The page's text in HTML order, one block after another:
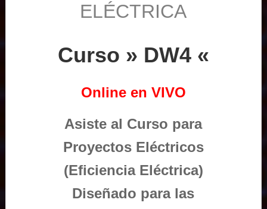
ELÉCTRICA
Curso » DW4 «
Online en VIVO
Asiste al Curso para
Proyectos Eléctricos
(Eficiencia Eléctrica)
Diseñado para las